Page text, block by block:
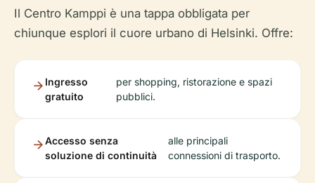
Il Centro Kamppi è una tappa obbligata per
chiunque esplori il cuore urbano di Helsinki. Offre:
Ingresso
gratuito
per shopping, ristorazione e spazi
pubblici.
Accesso senza
soluzione di continuità
alle principali
connessioni di trasporto.